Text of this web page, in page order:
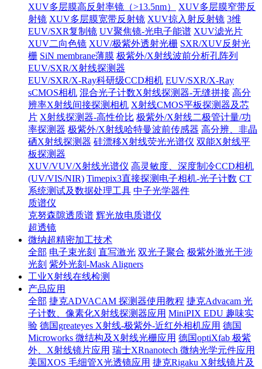
XUV多层膜高反射率镜（>13.5nm）
XUV多层膜窄带反
射镜 XUV多层膜宽带反射镜 XUV掠入射反射镜 3维
EUV/SXR复制镜 UV聚焦镜-光电子能谱 XUV滤光片
XUV二向色镜 XUV/极紫外透射光栅 SXR/XUV反射光
栅 SiN membrane薄膜 极紫外/X射线波前分析孔阵列
EUV/SXR/X射线探测器
EUV/SXR/X-Ray科研级CCD相机 EUV/SXR/X-Ray
sCMOS相机 混合光子计数X射线探测器-无缝拼接 高分
辨率X射线间接探测相机 X射线CMOS平板探测器及芯
片 X射线探测器-高性价比 极紫外/X射线二极管计量/功
率探测器 极紫外/X射线哈特曼波前传感器 高分辨、非晶
硒X射线探测器 硅漂移X射线荧光光谱仪 双能X射线平
板探测器
XUV/VUV/X射线光谱仪 高灵敏度、深度制冷CCD相机
(UV/VIS/NIR) Timepix3直接探测电子相机-光子计数 CT
系统测试及数据处理工具 中子光学器件
质谱仪
克努森隙透质谱 辉光放电质谱仪
超透镜
微纳超精密加工技术
全部 电子束光刻 直写激光 双光子聚合 极紫外激光干涉
光刻 紫外光刻-Mask Aligners
工业X射线在线检测
产品应用
全部 捷克ADVACAM 探测器使用教程 捷克Advacam 光
子计数、像素化X射线探测器应用 MiniPIX EDU 趣味实
验 德国greateyes X射线-极紫外-近红外相机应用 德国
Microworks 微结构及X射线光栅应用 德国optiXfab 极紫
外、X射线镜片应用 瑞士XRnanotech 微纳光学元件应用
美国XOS 毛细管X光透镜应用 捷克Rigaku X射线镜片及